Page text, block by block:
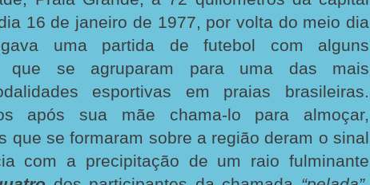
16 de janeiro de 1977, por volta do meio dia
uma partida de futebol com alguns
que se agruparam para uma das mais
esportivas em praias brasileiras.
após sua mãe chama-lo para almoçar,
que se formaram sobre a região deram o sinal
com a precipitação de um raio fulminante